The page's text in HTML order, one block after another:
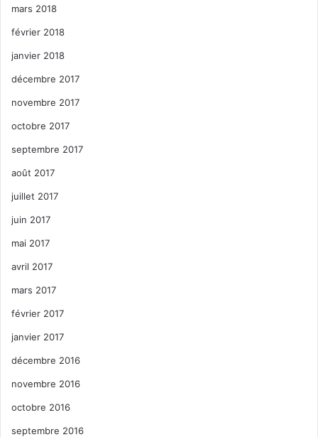
mars 2018
février 2018
janvier 2018
décembre 2017
novembre 2017
octobre 2017
septembre 2017
août 2017
juillet 2017
juin 2017
mai 2017
avril 2017
mars 2017
février 2017
janvier 2017
décembre 2016
novembre 2016
octobre 2016
septembre 2016